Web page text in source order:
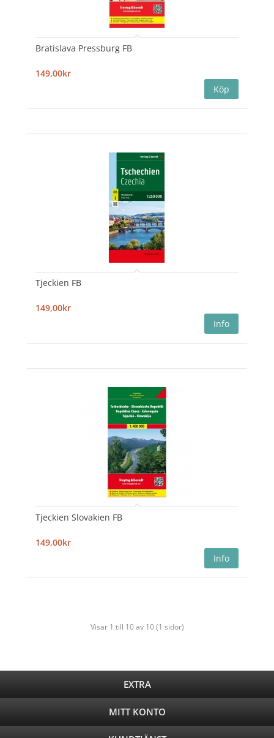
Bratislava Pressburg FB
149,00kr
Tjeckien FB
149,00kr
Tjeckien Slovakien FB
149,00kr
Visar 1 till 10 av 10 (1 sidor)
EXTRA
MITT KONTO